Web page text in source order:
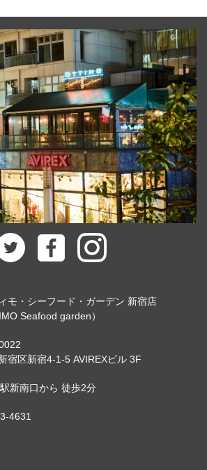
モ・シーフード・ガーデン 新宿店
Seafood garden）
宿区新宿4-1-5 AVIREXビル 3F
新南口から 徒歩2分
4631